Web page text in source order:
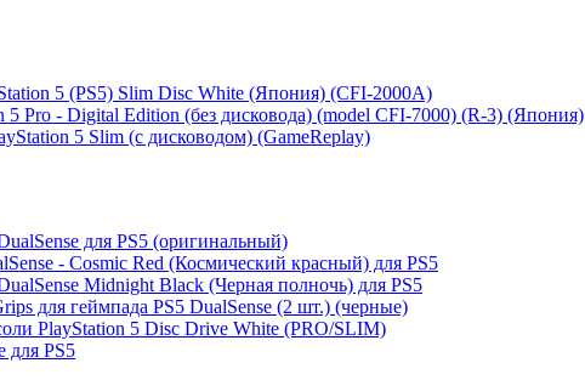
5 (PS5) Slim Disc White (Япония) (CFI-2000A)
5 Pro - Digital Edition (без дисковода) (model CFI-7000) (R-3) (Япония)
5 Slim (с дисководом) (GameReplay)
для PS5 (оригинальный)
- Cosmic Red (Космический красный) для PS5
Midnight Black (Черная полночь) для PS5
для геймпада PS5 DualSense (2 шт.) (черные)
PlayStation 5 Disc Drive White (PRO/SLIM)
для PS5